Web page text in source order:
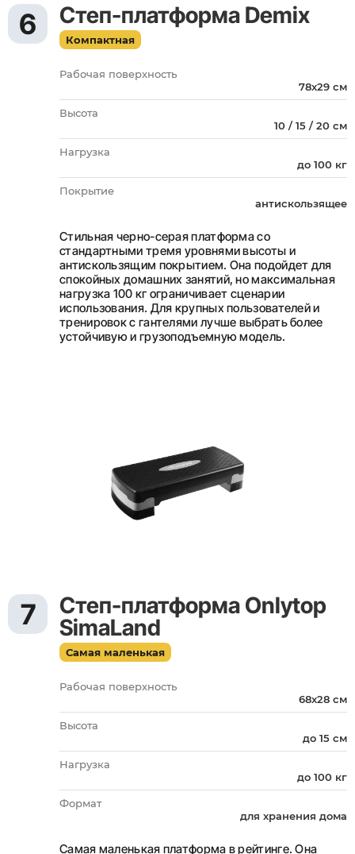
6 Степ-платформа Demix
Компактная
Рабочая поверхность
78х29 см
Высота
10 / 15 / 20 см
Нагрузка
до 100 кг
Покрытие
антискользящее
Стильная черно-серая платформа со
стандартными тремя уровнями высоты и
антискользящим покрытием. Она подойдет для
спокойных домашних занятий, но максимальная
нагрузка 100 кг ограничивает сценарии
использования. Для крупных пользователей и
тренировок с гантелями лучше выбрать более
устойчивую и грузоподъемную модель.
7
Степ-платформа Onlytop
SimaLand
Самая маленькая
Рабочая поверхность
68х28 см
Высота
до 15 см
Нагрузка
до 100 кг
Формат
для хранения дома
Самая маленькая платформа в рейтинге. Она